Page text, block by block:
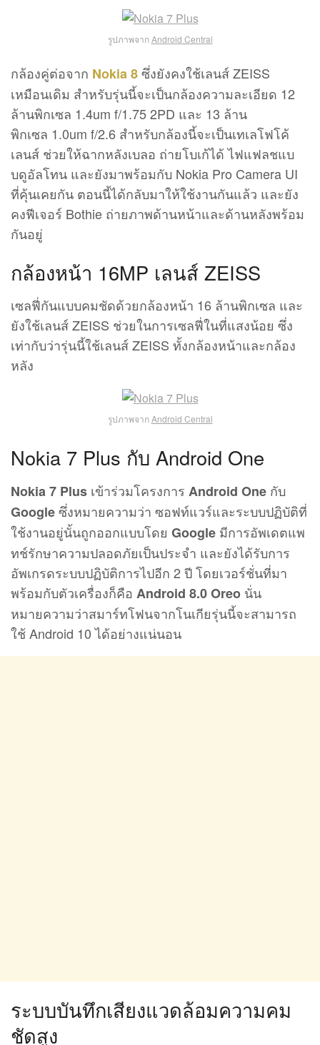
รูปภาพจากAndroid Central
กล้องคู่ต่อจาก Nokia 8ซึ่งยังคงใช้เลนส์ ZEISS
เหมือนเดิม สำหรับรุ่นนี้จะเป็นกล้องความละเอียด 12
ล้านพิกเซล 1.4um f/1.75 2PD และ 13 ล้าน
พิกเซล 1.0um f/2.6 สำหรับกล้องนี้จะเป็นเทเลโฟโค้
เลนส์ ช่วยให้ฉากหลังเบลอ ถ่ายโบเก้ได้ ไฟแฟลชแบ
บดูอัลโทน และยังมาพร้อมกับ Nokia Pro Camera UI
ที่คุ้นเคยกัน ตอนนี้ได้กลับมาให้ใช้งานกันแล้ว และยัง
คงฟีเจอร์ Bothie ถ่ายภาพด้านหน้าและด้านหลังพร้อม
กันอยู่
กล้องหน้า 16MP เลนส์ ZEISS
เซลฟี่กันแบบคมชัดด้วยกล้องหน้า 16 ล้านพิกเซล และ
ยังใช้เลนส์ ZEISS ช่วยในการเซลฟี่ในที่แสงน้อย ซึ่ง
เท่ากับว่ารุ่นนี้ใช้เลนส์ ZEISS ทั้งกล้องหน้าและกล้อง
หลัง
รูปภาพจากAndroid Central
Nokia 7 Plus กับ Android One
Nokia 7 Plus เข้าร่วมโครงการ Android One กับ
Googleซึ่งหมายความว่า ซอฟท์แวร์และระบบปฏิบัติที่
ใช้งานอยู่นั้นถูกออกแบบโดย Google มีการอัพเดตแพ
ทช์รักษาความปลอดภัยเป็นประจำ และยังได้รับการ
อัพเกรดระบบปฏิบัติการไปอีก 2 ปี โดยเวอร์ชั่นที่มา
พร้อมกับตัวเครื่องก็คือ Android 8.0 Oreo นั่น
หมายความว่าสมาร์ทโฟนจากโนเกียรุ่นนี้จะสามารถ
ใช้ Android 10 ได้อย่างแน่นอน
ระบบบันทึกเสียงแวดล้อมความคม
ชัดสูง